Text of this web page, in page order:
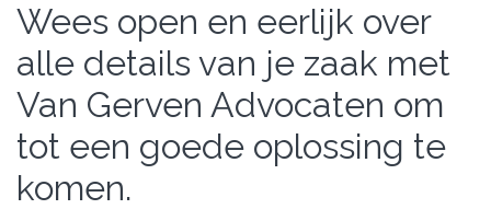
Wees open en eerlijk over
alle details van je zaak met
Van Gerven Advocaten om
tot een goede oplossing te
komen.